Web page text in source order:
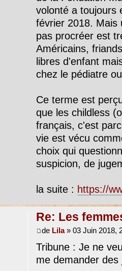
volonté a toujours
février 2018. Mais
pas procréer est
Américains,
libres d'enfant
chez le pédiatre
Ce terme est
que les childless
français, c'est
vie est vécu
choix qui
suspicion, de
la suite : https://
Re: Les
de Lila» 03 Juin 2018,
Tribune : Je ne
me demander des